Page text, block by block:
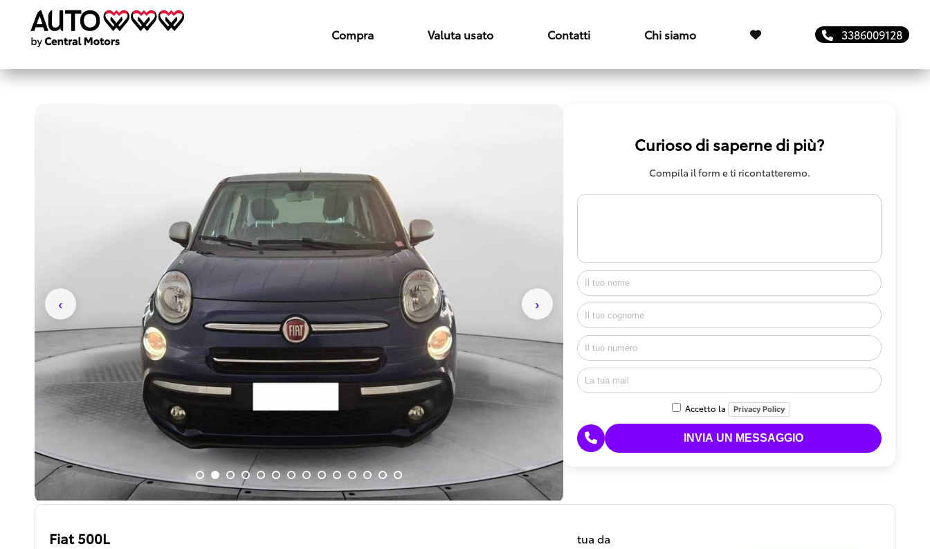
Compra Valuta usato Contatti Chi siamo 3386009128
Curioso di saperne di più?
Compila il form e ti ricontatteremo.
Accetto la Privacy Policy
Fiat 500L tua da